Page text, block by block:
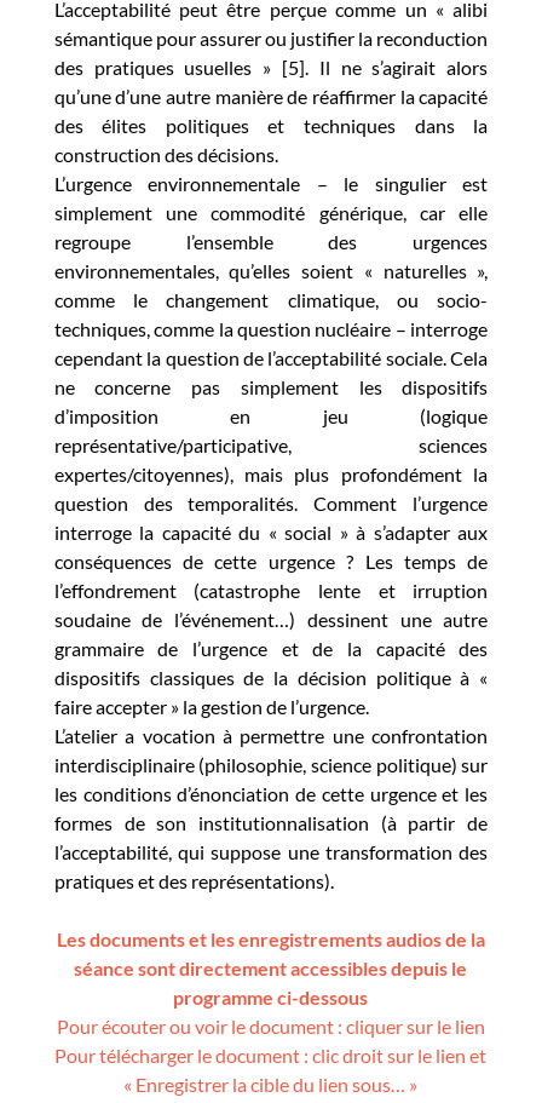
L’acceptabilité peut être perçue comme un « alibi
sémantique pour assurer ou justifier la reconduction
des pratiques usuelles » [5]. Il ne s’agirait alors
qu’une d’une autre manière de réaffirmer la capacité
des élites politiques et techniques dans la
construction des décisions.
L’urgence environnementale – le singulier est
simplement une commodité générique, car elle
regroupe l’ensemble des urgences
environnementales, qu’elles soient « naturelles »,
comme le changement climatique, ou socio-
techniques, comme la question nucléaire – interroge
cependant la question de l’acceptabilité sociale. Cela
ne concerne pas simplement les dispositifs
d’imposition en jeu (logique
représentative/participative, sciences
expertes/citoyennes), mais plus profondément la
question des temporalités. Comment l’urgence
interroge la capacité du « social » à s’adapter aux
conséquences de cette urgence ? Les temps de
l’effondrement (catastrophe lente et irruption
soudaine de l’événement…) dessinent une autre
grammaire de l’urgence et de la capacité des
dispositifs classiques de la décision politique à «
faire accepter » la gestion de l’urgence.
L’atelier a vocation à permettre une confrontation
interdisciplinaire (philosophie, science politique) sur
les conditions d’énonciation de cette urgence et les
formes de son institutionnalisation (à partir de
l’acceptabilité, qui suppose une transformation des
pratiques et des représentations).
Les documents et les enregistrements audios de la
séance sont directement accessibles depuis le
programme ci-dessous
Pour écouter ou voir le document : cliquer sur le lien
Pour télécharger le document : clic droit sur le lien et
« Enregistrer la cible du lien sous… »